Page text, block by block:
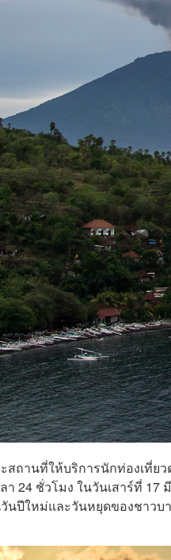
สถานที่ให้บริการนักท่องเที่
24 ชั่วโมง ในวันเสาร์ที่
วันปีใหม่และวันหยุดของชา